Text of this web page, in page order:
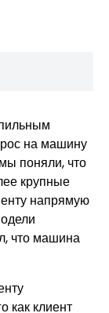
на машину
поняли, что
крупные
напрямую
что машина
как клиент